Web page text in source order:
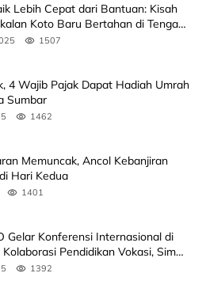
Lebih Cepat dari Bantuan: Kisah
Koto Baru Bertahan di Tengah
1507
4 Wajib Pajak Dapat Hadiah Umrah
Sumbar
1462
Memuncak, Ancol Kebanjiran
Hari Kedua
1401
Gelar Konferensi Internasional di
Pendidikan Vokasi, Simak
1392